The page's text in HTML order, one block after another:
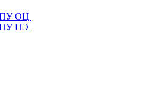
ОЦ
ПЭ